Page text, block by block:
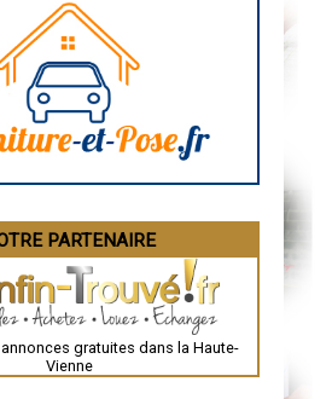
PARTENAIRE
gratuites dans la Haute-
Vienne